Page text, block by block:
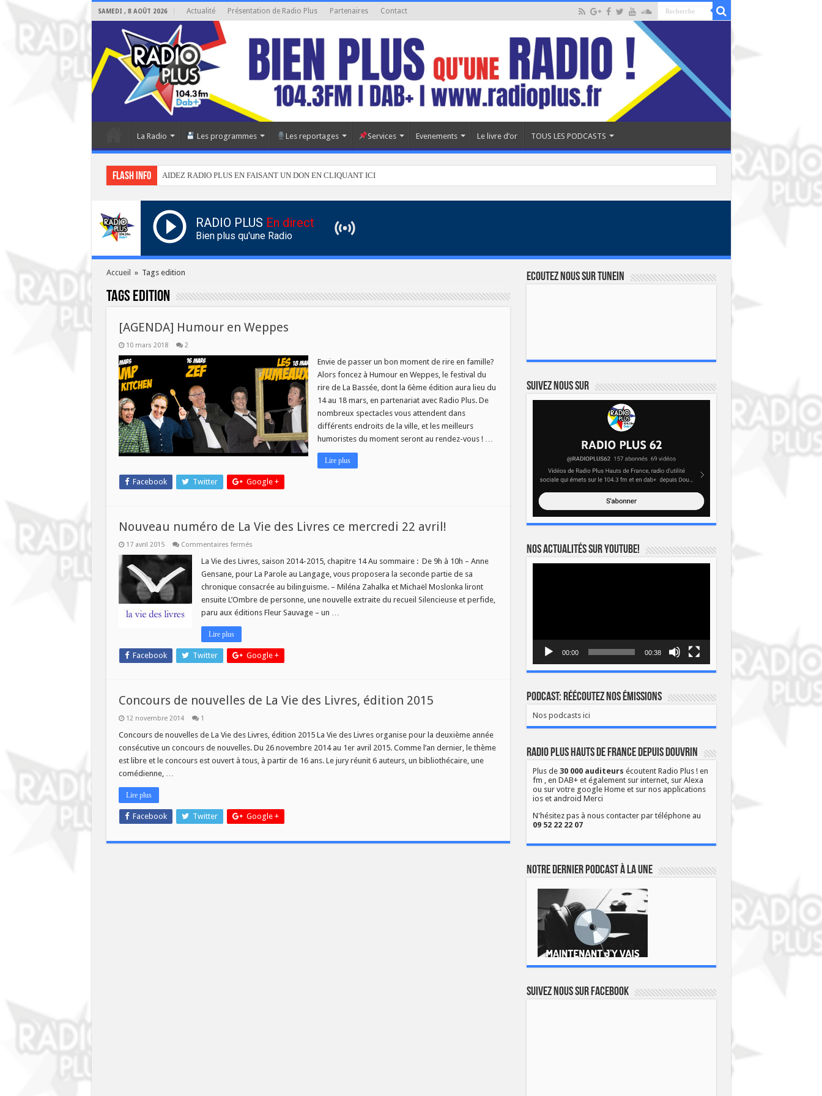
SAMEDI , 8 AOÛT 2026 Actualité Présentation de Radio Plus Partenaires Contact
La Radio Les programmes Les reportages Services Evenements Le livre d’or TOUS LES PODCASTS
Flash info AIDEZ RADIO PLUS EN FAISANT UN DON EN CLIQUANT ICI
RADIO PLUS En direct
Bien plus qu'une Radio
Accueil » Tags edition
Tags edition
[AGENDA] Humour en Weppes
10 mars 2018 2
Envie de passer un bon moment de rire en famille?
Alors foncez à Humour en Weppes, le festival du
rire de La Bassée, dont la 6ème édition aura lieu du
14 au 18 mars, en partenariat avec Radio Plus. De
nombreux spectacles vous attendent dans
différents endroits de la ville, et les meilleurs
humoristes du moment seront au rendez-vous ! …
Lire plus
Facebook Twitter Google +
Nouveau numéro de La Vie des Livres ce mercredi 22 avril!
17 avril 2015 Commentaires ferméssur
numéro
de
La
Vie
des
Livres
mercredi
La Vie des Livres, saison 2014-2015, chapitre 14 Au sommaire : De 9h à 10h – Anne
Gensane, pour La Parole au Langage, vous proposera la seconde partie de sa
chronique consacrée au bilinguisme. – Miléna Zahalka et Michaël Moslonka liront
ensuite L’Ombre de personne, une nouvelle extraite du recueil Silencieuse et perfide,
paru aux éditions Fleur Sauvage – un …
Lire plus
Facebook Twitter Google +
Concours de nouvelles de La Vie des Livres, édition 2015
12 novembre 2014 1
Concours de nouvelles de La Vie des Livres, édition 2015 La Vie des Livres organise pour la deuxième année
consécutive un concours de nouvelles. Du 26 novembre 2014 au 1er avril 2015. Comme l’an dernier, le thème
est libre et le concours est ouvert à tous, à partir de 16 ans. Le jury réunit 6 auteurs, un bibliothécaire, une
comédienne, …
Lire plus
Facebook Twitter Google +
Ecoutez nous sur TuneIn
Suivez nous sur
Nos actualités sur YOUTUBE!
00:00 00:38
Podcast: Réécoutez nos émissions
Nos podcasts ici
Radio Plus Hauts de France depuis Douvrin
Plus de 30 000 auditeurs écoutent Radio Plus ! en
fm , en DAB+ et également sur internet, sur Alexa
ou sur votre google Home et sur nos applications
ios et android Merci
N'hésitez pas à nous contacter par téléphone au
09 52 22 22 07
Notre dernier podcast à la une
Suivez nous sur Facebook